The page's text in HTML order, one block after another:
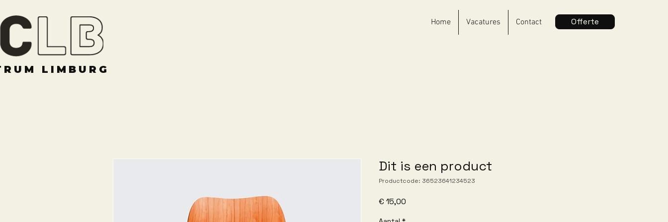
Home Vacatures Contact Offerte
LIMBURG
Dit is een product
Productcode: 36523641234523
€ 15,00